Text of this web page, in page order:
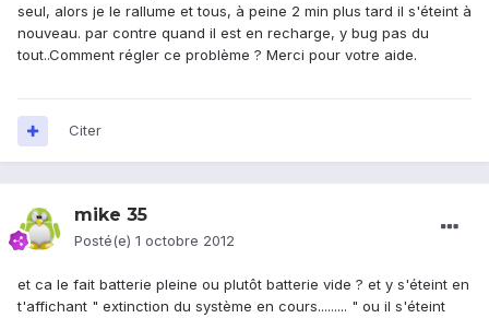
seul, alors je le rallume et tous, à peine 2 min plus tard il s'éteint à
nouveau. par contre quand il est en recharge, y bug pas du
tout..Comment régler ce problème ? Merci pour votre aide.
Citer
mike 35
Posté(e) 1 octobre 2012
et ca le fait batterie pleine ou plutôt batterie vide ? et y s'éteint en
t'affichant " extinction du système en cours......... " ou il s'éteint